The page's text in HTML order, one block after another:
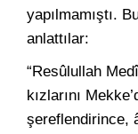
yapılmamıştı.
anlattılar:
“Resûlullah
kızlarını
şereflendirince,